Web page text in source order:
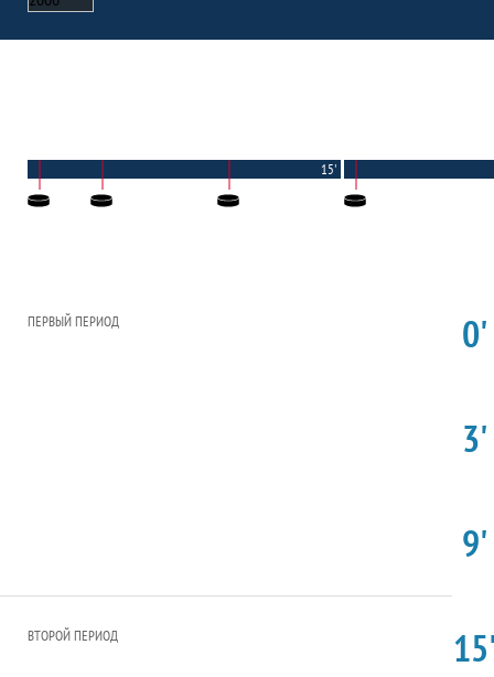
15'
ПЕРВЫЙ ПЕРИОД
ВТОРОЙ ПЕРИОД